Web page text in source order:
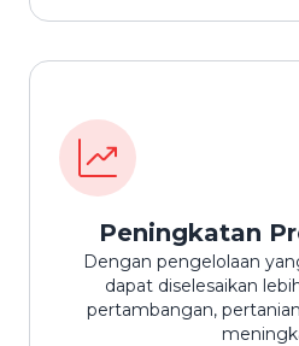
Peningkatan
Dengan pengelolaan
dapat diselesaikan
pertambangan,